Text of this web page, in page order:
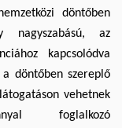
döntőben
az
kapcsolódva
döntőben szereplő
vehetnek
foglalkozó